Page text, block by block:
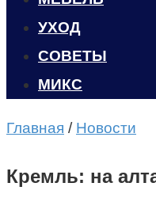
УХОД
CОВЕТЫ
МИКС
Главная / Новости
Кремль: на